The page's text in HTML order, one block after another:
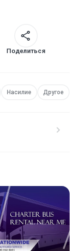
Поделиться
Насилие Другое